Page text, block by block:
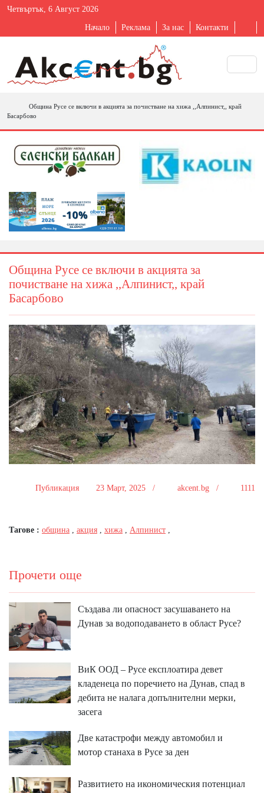
Четвъртък, 6 Август 2026
Начало Реклама За нас Контакти
Община Русе се включи в акцията за почистване на хижа ,,Алпинист,, край
Басарбово
Община Русе се включи в акцията за
почистване на хижа ,,Алпинист,, край
Басарбово
Публикация 23 Март, 2025 / akcent.bg / 1111
Тагове : община акция хижа Алпинист
Прочети още
Създава ли опасност засушаването на
Дунав за водоподаването в област Русе?
ВиК ООД – Русе експлоатира девет
кладенеца по поречието на Дунав, спад в
дебита не налага допълнителни мерки,
засега
Две катастрофи между автомобил и
мотор станаха в Русе за ден
Развитието на икономическия потенциал